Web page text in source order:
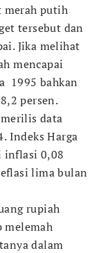
merah putih
tersebut dan
Jika melihat
mencapai
1995 bahkan
persen.
data
Indeks Harga
inflasi 0,08
lima bulan
rupiah
dalam